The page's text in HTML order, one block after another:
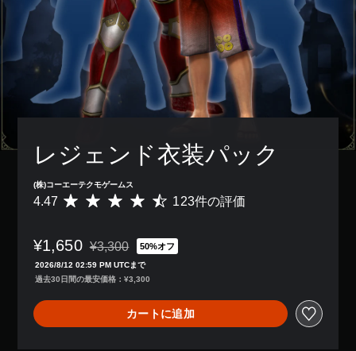
レジェンド衣装パック
(株)コーエーテクモゲームス
評
は
1
2
、
平
均
4.47 123件の評価
¥1,650 通常価格¥3,300より値引き
¥3,300 50%オフ
2026/8/12 02:59 PM UTCまで
過去30日間の最安価格：¥3,300
カートに追加